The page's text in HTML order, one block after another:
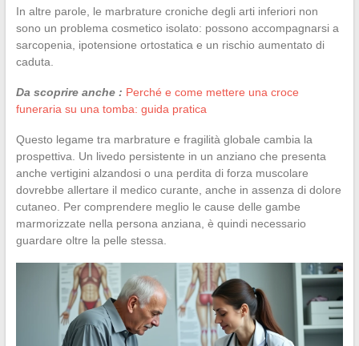
In altre parole, le marbrature croniche degli arti inferiori non
sono un problema cosmetico isolato: possono accompagnarsi a
sarcopenia, ipotensione ortostatica e un rischio aumentato di
caduta.
Da scoprire anche : Perché e come mettere una croce
funeraria su una tomba: guida pratica
Questo legame tra marbrature e fragilità globale cambia la
prospettiva. Un livedo persistente in un anziano che presenta
anche vertigini alzandosi o una perdita di forza muscolare
dovrebbe allertare il medico curante, anche in assenza di dolore
cutaneo. Per comprendere meglio le cause delle gambe
marmorizzate nella persona anziana, è quindi necessario
guardare oltre la pelle stessa.